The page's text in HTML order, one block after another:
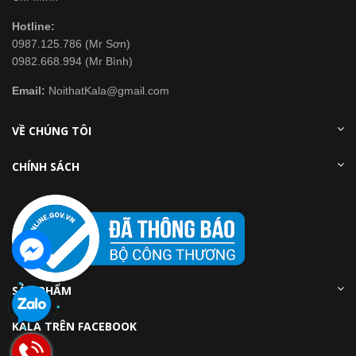
Hotline:
0987.125.786 (Mr Sơn)
0982.668.994 (Mr Bình)
Email: NoithatKala@gmail.com
VỀ CHÚNG TÔI
CHÍNH SÁCH
SẢN PHẨM
KALA TRÊN FACEBOOK